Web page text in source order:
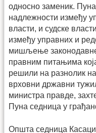
односно заменик.
надлежности између
власти, и судске
између управних и
мишљење
правним питањима
решили на разнолик
врховни државни
министра правде,
Пуна седница у
Општа седница